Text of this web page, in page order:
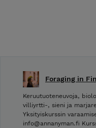
Foraging in
Keruutuoteneuvoja,
villiyrtti-, sieni ja
Yksityiskurssin
info@annanyman.fi